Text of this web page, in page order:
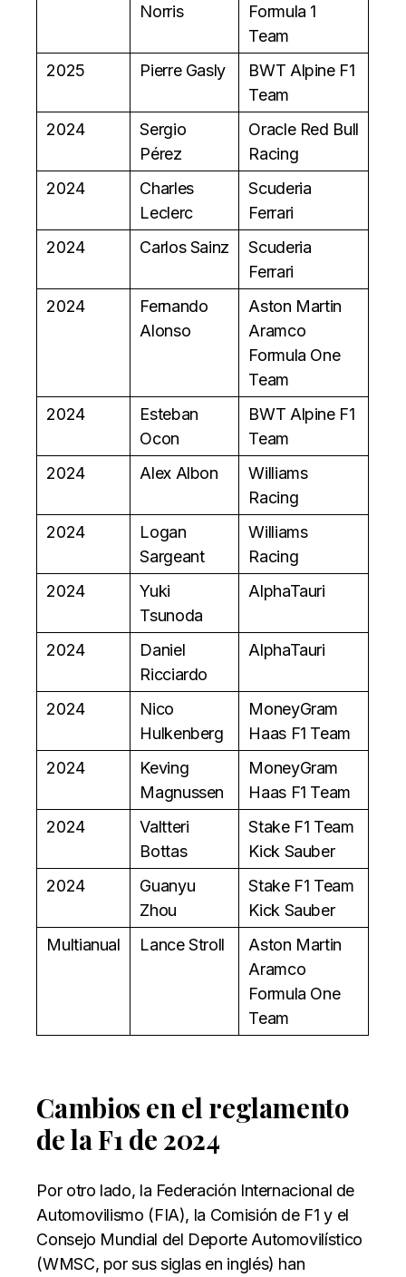
Norris
Formula 1
Team
2025
Pierre Gasly
BWT Alpine F1
Team
2024
Sergio
Pérez
Oracle Red Bull
Racing
2024
Charles
Leclerc
Scuderia
Ferrari
2024
Carlos Sainz
Scuderia
Ferrari
2024
Fernando
Alonso
Aston Martin
Aramco
Formula One
Team
2024
Esteban
Ocon
BWT Alpine F1
Team
2024
Alex Albon
Williams
Racing
2024
Logan
Sargeant
Williams
Racing
2024
Yuki
Tsunoda
AlphaTauri
2024
Daniel
Ricciardo
AlphaTauri
2024
Nico
Hulkenberg
MoneyGram
Haas F1 Team
2024
Keving
Magnussen
MoneyGram
Haas F1 Team
2024
Valtteri
Bottas
Stake F1 Team
Kick Sauber
2024
Guanyu
Zhou
Stake F1 Team
Kick Sauber
Multianual
Lance Stroll
Aston Martin
Aramco
Formula One
Team
Cambios en el reglamento
de la F1 de 2024
Por otro lado, la Federación Internacional de
Automovilismo (FIA), la Comisión de F1 y el
Consejo Mundial del Deporte Automovilístico
(WMSC, por sus siglas en inglés) han